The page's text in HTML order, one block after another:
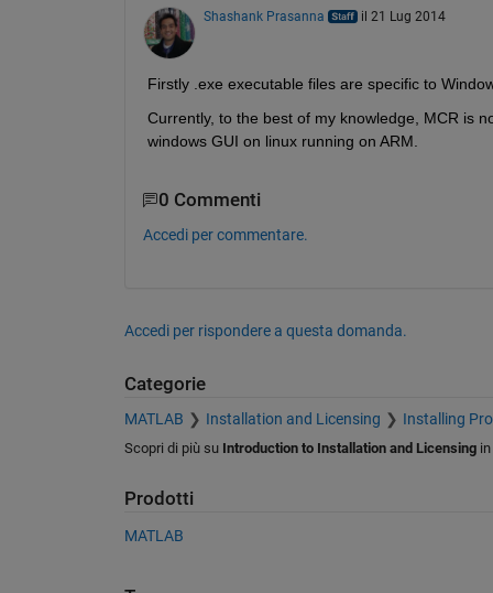
Shashank Prasanna il 21 Lug 2014
Firstly .exe executable files are specific to
Currently, to the best of my knowledge, MCR is
windows GUI on linux running on ARM.
0 Commenti
Accedi per commentare.
Accedi per rispondere a questa domanda.
Categorie
MATLAB Installation and Licensing Installing
Scopri di più su Introduction to Installation and Licensingin
Prodotti
MATLAB